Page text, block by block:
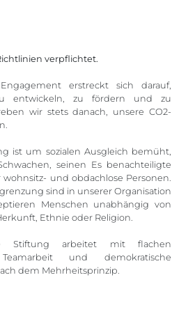
verpflichtet.
erstreckt sich darauf,
entwickeln, zu fördern und zu
wir stets danach, unsere CO2-
ist um sozialen Ausgleich bemüht,
seinen Es benachteiligte
und obdachlose Personen.
sind in unserer Organisation
Menschen unabhängig von
Ethnie oder Religion.
Stiftung arbeitet mit flachen
und demokratische
dem Mehrheitsprinzip.